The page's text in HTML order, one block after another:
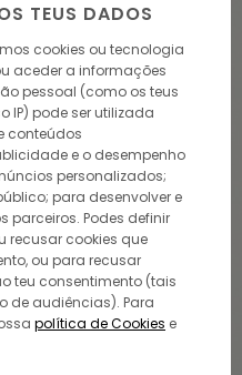
TEUS DADOS
cookies ou tecnologia
aceder a informações
pessoal (como os teus
IP) pode ser utilizada
conteúdos
e o desempenho
personalizados;
para desenvolver e
parceiros. Podes definir
recusar cookies que
ou para recusar
teu consentimento (tais
de audiências). Para
política de Cookies e